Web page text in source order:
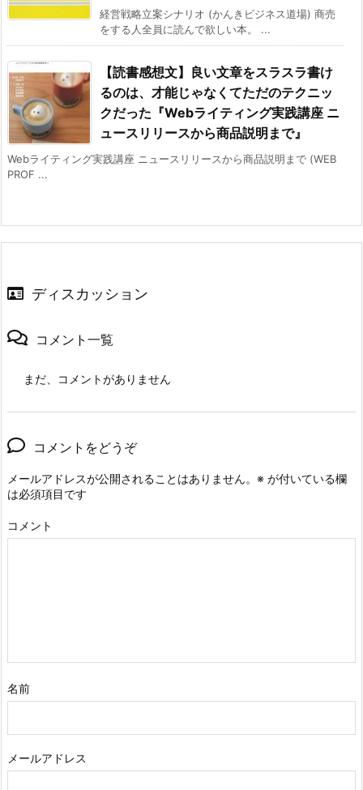
経営戦略立案シナリオ (かんきビジネス道場) 商売
をする人全員に読んで欲しい本。 ...
【読書感想文】良い文章をスラスラ書け
るのは、才能じゃなくてただのテクニッ
クだった『Webライティング実践講座 ニ
ュースリリースから商品説明まで』
Webライティング実践講座 ニュースリリースから商品説明まで (WEB
PROF ...
ディスカッション
コメント一覧
まだ、コメントがありません
コメントをどうぞ
メールアドレスが公開されることはありません。 ※ が付いている欄
は必須項目です
コメント
名前
メールアドレス